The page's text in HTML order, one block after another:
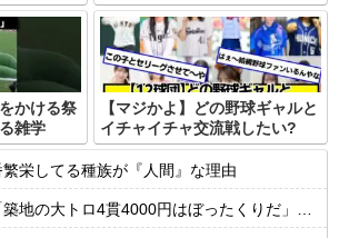
かける祭
雑学
【マジかよ】どの野球ギャルと
イチャイチャ交流戦したい?
栄してる種族が『人間』な理由
トロ4貫4000円はぼったくりだ」→日本人の反応が真っ二つに